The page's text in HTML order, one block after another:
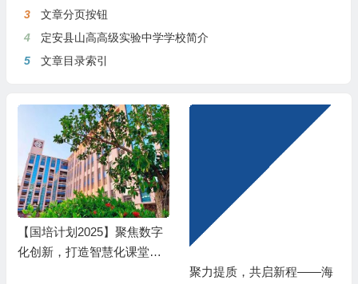
3
文章分页按钮
4
定安县山高高级实验中学学校简介
5
文章目录索引
【国培计划2025】聚焦数字
化创新，打造智慧化课堂
聚力提质，共启新程——海